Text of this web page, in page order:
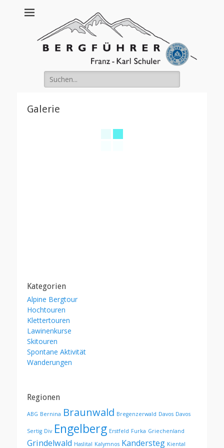
Franz Schuler
Suche
nach:
Galerie
Kategorien
Alpine Bergtour
Hochtouren
Klettertouren
Lawinenkurse
Skitouren
Spontane Aktivität
Wanderungen
Regionen
ABG Bernina Braunwald Bregenzerwald Davos Davos
Sertig Div Engelberg Erstfeld Furka Griechenland
Grindelwald Haslital Kalymnos Kandersteg Kiental